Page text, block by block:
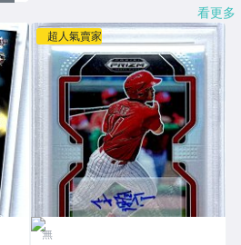
看更多
超人氣賣家
無